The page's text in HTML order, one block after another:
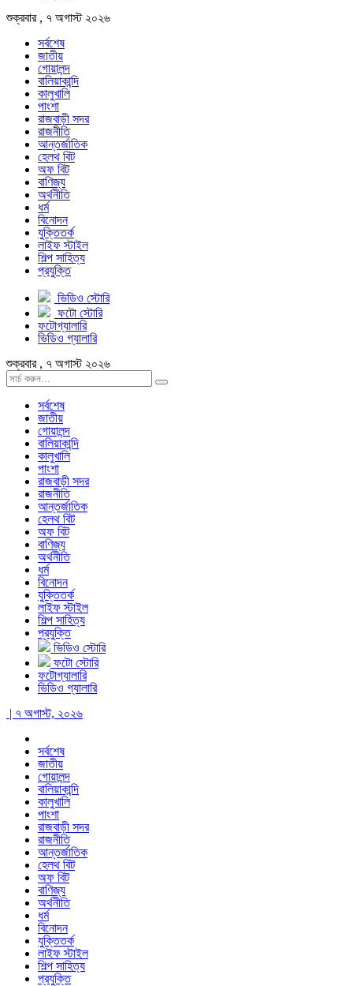
শুক্রবার , ৭ অগাস্ট ২০২৬
সর্বশেষ
জাতীয়
গোয়ালন্দ
বালিয়াকান্দি
কালুখালি
পাংশা
রাজবাড়ী সদর
রাজনীতি
আন্তর্জাতিক
হেলথ বিট
অফ বিট
বাণিজ্য
অর্থনীতি
ধর্ম
বিনোদন
যুক্তিতর্ক
লাইফ স্টাইল
শিল্প সাহিত্য
প্রযুক্তি
ভিডিও স্টোরি
ফটো স্টোরি
ফটোগ্যালারি
ভিডিও গ্যালারি
শুক্রবার , ৭ অগাস্ট ২০২৬
সর্বশেষ
জাতীয়
গোয়ালন্দ
বালিয়াকান্দি
কালুখালি
পাংশা
রাজবাড়ী সদর
রাজনীতি
আন্তর্জাতিক
হেলথ বিট
অফ বিট
বাণিজ্য
অর্থনীতি
ধর্ম
বিনোদন
যুক্তিতর্ক
লাইফ স্টাইল
শিল্প সাহিত্য
প্রযুক্তি
ভিডিও স্টোরি
ফটো স্টোরি
ফটোগ্যালারি
ভিডিও গ্যালারি
| ৭ অগাস্ট, ২০২৬
সর্বশেষ
জাতীয়
গোয়ালন্দ
বালিয়াকান্দি
কালুখালি
পাংশা
রাজবাড়ী সদর
রাজনীতি
আন্তর্জাতিক
হেলথ বিট
অফ বিট
বাণিজ্য
অর্থনীতি
ধর্ম
বিনোদন
যুক্তিতর্ক
লাইফ স্টাইল
শিল্প সাহিত্য
প্রযুক্তি